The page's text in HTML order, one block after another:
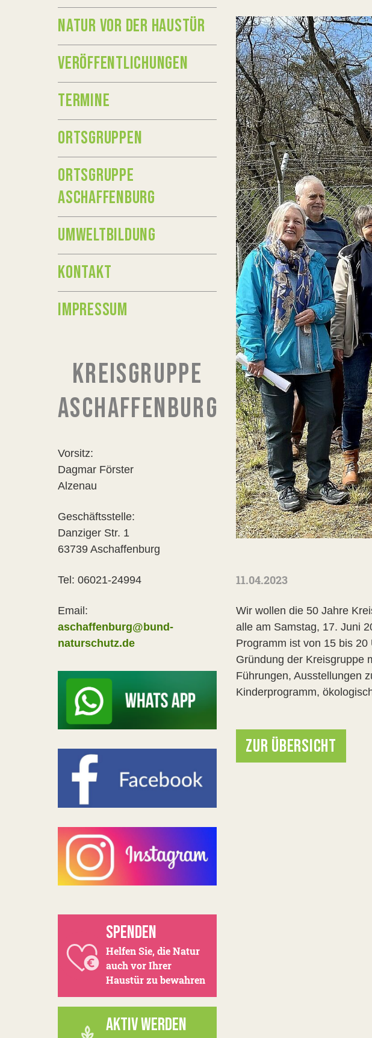
11.04.2023
Wir wollen die 50 Jahre
alle am Samstag, 17. Juni
Programm ist von 15 bis
Gründung der Kreisgruppe
Führungen, Ausstellungen
Kinderprogramm,
ZUR ÜBERSICHT
NATUR VOR DER HAUSTÜR
VERÖFFENTLICHUNGEN
TERMINE
ORTSGRUPPEN
ORTSGRUPPE
ASCHAFFENBURG
UMWELTBILDUNG
KONTAKT
IMPRESSUM
KREISGRUPPE
ASCHAFFENBURG
Vorsitz:
Dagmar Förster
Alzenau
Geschäftsstelle:
Danziger Str. 1
63739 Aschaffenburg
Tel: 06021-24994
Email:
aschaffenburg@bund-
naturschutz.de
SPENDEN
Helfen Sie, die Natur
auch vor Ihrer
Haustür zu bewahren
AKTIV WERDEN